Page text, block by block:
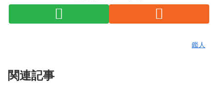
鑑人
関連記事